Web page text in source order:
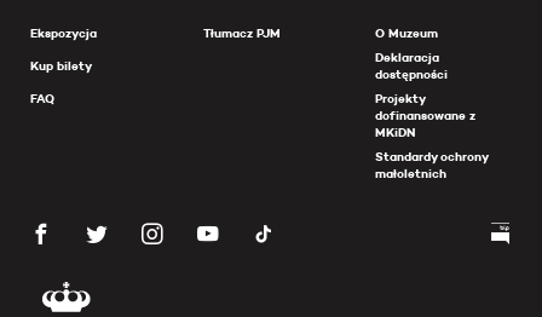
Ekspozycja
Kup bilety
FAQ
Tłumacz PJM
O Muzeum
Deklaracja
dostępności
Projekty
dofinansowane z
MKiDN
Standardy ochrony
małoletnich